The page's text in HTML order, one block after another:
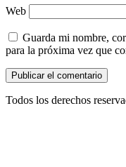
Web
Guarda mi nombre,
para la próxima vez que
Todos los derechos